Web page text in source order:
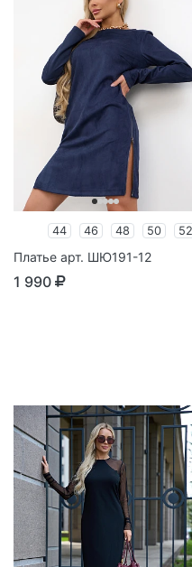
44 46 48 50 52
Платье арт. ШЮ191-12
1 990